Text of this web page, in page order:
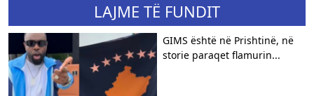
LAJME TË FUNDIT
GIMS është në Prishtinë, në
storie paraqet flamurin...